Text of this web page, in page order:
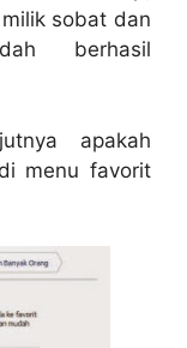
sobat dan
berhasil
apakah
menu favorit